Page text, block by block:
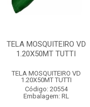
TELA MOSQUITEIRO VD
1.20X50MT TUTTI
TELA MOSQUITEIRO VD
1.20X50MT TUTTI
Código: 20554
Embalagem: RL